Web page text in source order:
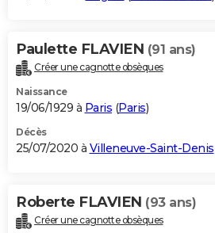
Paulette FLAVIEN (91 ans)
Créer une cagnotte obsèques
Naissance
19/06/1929 à Paris (Paris)
Décès
25/07/2020 à Villeneuve-Saint-Denis
Roberte FLAVIEN (93 ans)
Créer une cagnotte obsèques